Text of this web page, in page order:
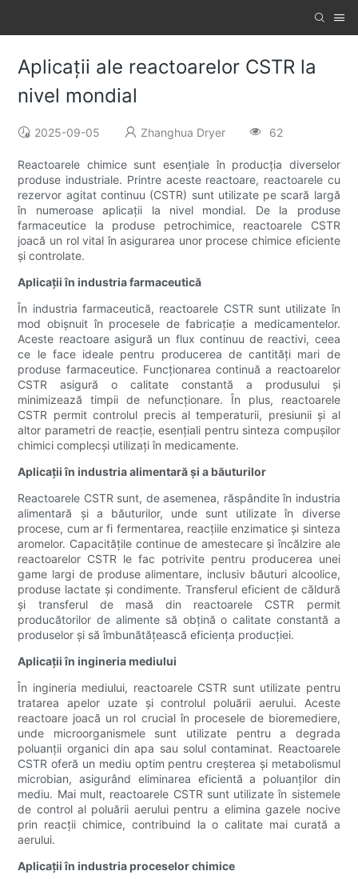
Aplicații ale reactoarelor CSTR la
nivel mondial
2025-09-05 Zhanghua Dryer 62
Reactoarele chimice sunt esențiale în producția diverselor
produse industriale. Printre aceste reactoare, reactoarele cu
rezervor agitat continuu (CSTR) sunt utilizate pe scară largă
în numeroase aplicații la nivel mondial. De la produse
farmaceutice la produse petrochimice, reactoarele CSTR
joacă un rol vital în asigurarea unor procese chimice eficiente
și controlate.
Aplicații în industria farmaceutică
În industria farmaceutică, reactoarele CSTR sunt utilizate în
mod obișnuit în procesele de fabricație a medicamentelor.
Aceste reactoare asigură un flux continuu de reactivi, ceea
ce le face ideale pentru producerea de cantități mari de
produse farmaceutice. Funcționarea continuă a reactoarelor
CSTR asigură o calitate constantă a produsului și
minimizează timpii de nefuncționare. În plus, reactoarele
CSTR permit controlul precis al temperaturii, presiunii și al
altor parametri de reacție, esențiali pentru sinteza compușilor
chimici complecși utilizați în medicamente.
Aplicații în industria alimentară și a băuturilor
Reactoarele CSTR sunt, de asemenea, răspândite în industria
alimentară și a băuturilor, unde sunt utilizate în diverse
procese, cum ar fi fermentarea, reacțiile enzimatice și sinteza
aromelor. Capacitățile continue de amestecare și încălzire ale
reactoarelor CSTR le fac potrivite pentru producerea unei
game largi de produse alimentare, inclusiv băuturi alcoolice,
produse lactate și condimente. Transferul eficient de căldură
și transferul de masă din reactoarele CSTR permit
producătorilor de alimente să obțină o calitate constantă a
produselor și să îmbunătățească eficiența producției.
Aplicații în ingineria mediului
În ingineria mediului, reactoarele CSTR sunt utilizate pentru
tratarea apelor uzate și controlul poluării aerului. Aceste
reactoare joacă un rol crucial în procesele de bioremediere,
unde microorganismele sunt utilizate pentru a degrada
poluanții organici din apa sau solul contaminat. Reactoarele
CSTR oferă un mediu optim pentru creșterea și metabolismul
microbian, asigurând eliminarea eficientă a poluanților din
mediu. Mai mult, reactoarele CSTR sunt utilizate în sistemele
de control al poluării aerului pentru a elimina gazele nocive
prin reacții chimice, contribuind la o calitate mai curată a
aerului.
Aplicații în industria proceselor chimice